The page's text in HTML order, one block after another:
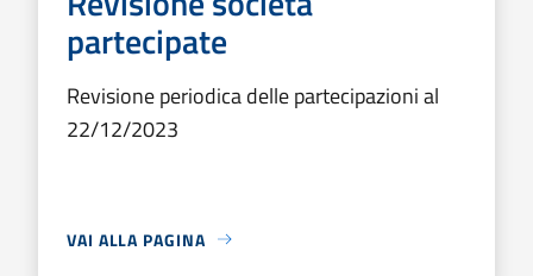
partecipate
Revisione periodica delle partecipazioni al
22/12/2023
VAI ALLA PAGINA